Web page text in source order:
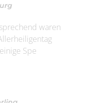
waren
Spe